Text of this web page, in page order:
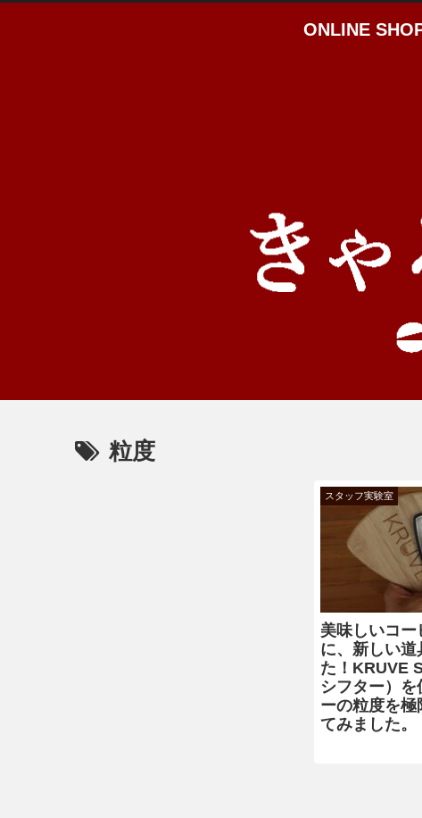
ONLINE
粒度
スタッフ実験室
美味しいコ
に、新しい
た！KRUVE
シフター）を
ーの粒度を極
てみました。